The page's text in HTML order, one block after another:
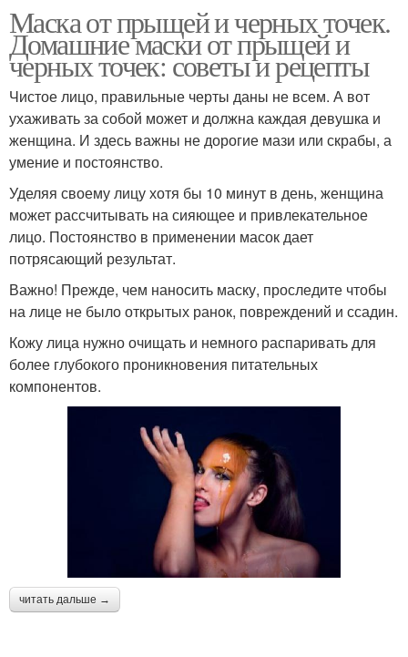
Маска от прыщей и черных точек.
Домашние маски от прыщей и
черных точек: советы и рецепты
Чистое лицо, правильные черты даны не всем. А вот
ухаживать за собой может и должна каждая девушка и
женщина. И здесь важны не дорогие мази или скрабы, а
умение и постоянство.
Уделяя своему лицу хотя бы 10 минут в день, женщина
может рассчитывать на сияющее и привлекательное
лицо. Постоянство в применении масок дает
потрясающий результат.
Важно! Прежде, чем наносить маску, проследите чтобы
на лице не было открытых ранок, повреждений и ссадин.
Кожу лица нужно очищать и немного распаривать для
более глубокого проникновения питательных
компонентов.
читать дальше →